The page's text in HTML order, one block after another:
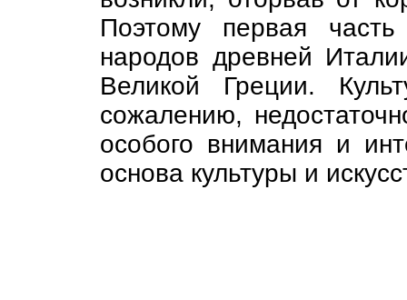
Поэтому первая часть
народов древней
Великой Греции.
сожалению,
особого внимания и
основа культуры и